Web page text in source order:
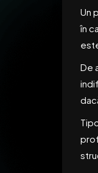
Un
în
De